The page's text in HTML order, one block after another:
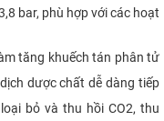
bar, phù hợp với các hoạt
tăng khuếch tán phân tử
dược chất dễ dàng tiếp
bỏ và thu hồi CO2, thu